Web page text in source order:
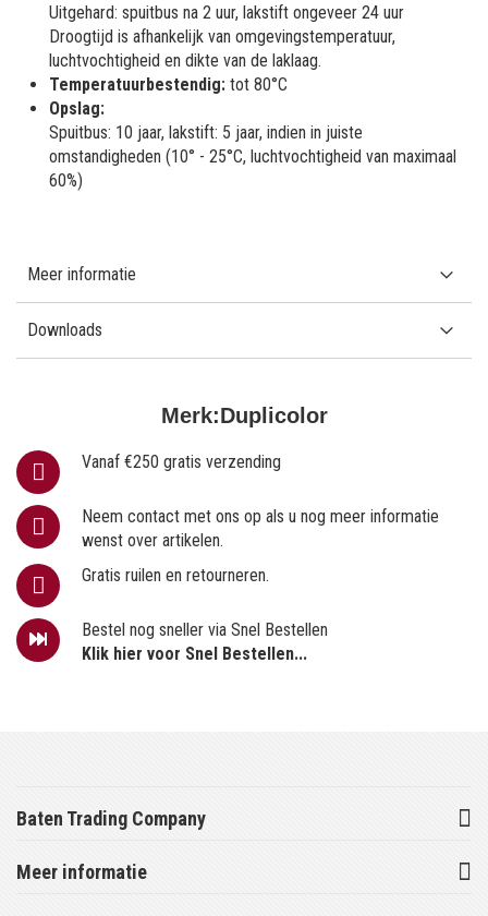
Merk:Duplicolor
Vanaf €250 gratis verzending
Neem contact met ons op als u nog meer informatie
wenst over artikelen.
Gratis ruilen en retourneren.
Bestel nog sneller via Snel Bestellen
Klik hier voor Snel Bestellen...
Uitgehard: spuitbus na 2 uur, lakstift ongeveer 24 uur
Droogtijd is afhankelijk van omgevingstemperatuur,
luchtvochtigheid en dikte van de laklaag.
Temperatuurbestendig: tot 80°C
Opslag:
Spuitbus: 10 jaar, lakstift: 5 jaar, indien in juiste
omstandigheden (10° - 25°C, luchtvochtigheid van maximaal
60%)
Meer informatie
Downloads
Baten Trading Company
Meer informatie